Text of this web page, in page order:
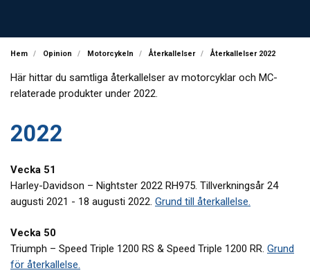
Hem Opinion Motorcykeln Återkallelser Återkallelser 2022
Här hittar du samtliga återkallelser av motorcyklar och MC-
relaterade produkter under 2022.
2022
Vecka 51
Harley-Davidson – Nightster 2022 RH975. Tillverkningsår 24
augusti 2021 - 18 augusti 2022. Grund till återkallelse.
Vecka 50
Triumph – Speed Triple 1200 RS & Speed Triple 1200 RR. Grund
för återkallelse.